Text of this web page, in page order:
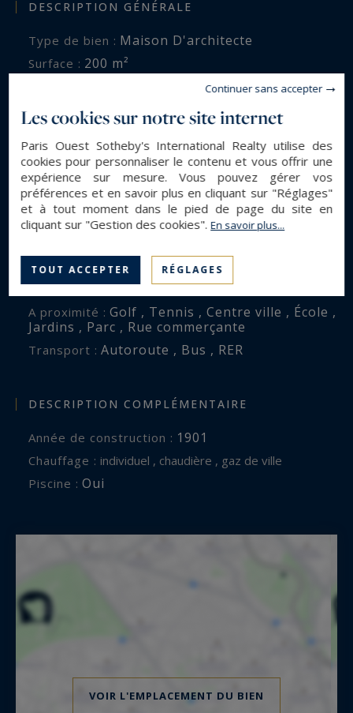
DESCRIPTION GÉNÉRALE
Type de bien : Maison D'architecte
Surface : 200 m²
8
Salle(s) de bain : 1
Salle(s) d'eau : 2
ENVIRONNEMENT
Ville : Rueil-Malmaison (92500)
Quartier : Centre-ville
A proximité : Golf , Tennis , Centre ville , École ,
Jardins , Parc , Rue commerçante
Transport : Autoroute , Bus , RER
DESCRIPTION COMPLÉMENTAIRE
Année de construction : 1901
Chauffage : individuel , chaudière , gaz de ville
Piscine : Oui
VOIR L'EMPLACEMENT DU BIEN
Les cookies sur notre site internet
Paris Ouest Sotheby's International Realty utilise des
cookies pour personnaliser le contenu et vous offrir une
expérience sur mesure. Vous pouvez gérer vos
préférences et en savoir plus en cliquant sur "Réglages"
et à tout moment dans le pied de page du site en
cliquant sur "Gestion des cookies".En savoir plus...
TOUT ACCEPTER RÉGLAGES
Continuer sans accepter